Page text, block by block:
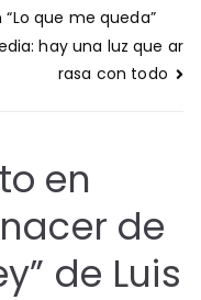
que me queda”
hay una luz que ar
rasa con todo
en
de
de Luis